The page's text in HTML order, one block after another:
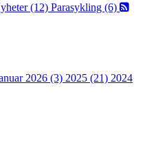
(12) Parasykling (6)
2026 (3) 2025 (21) 2024